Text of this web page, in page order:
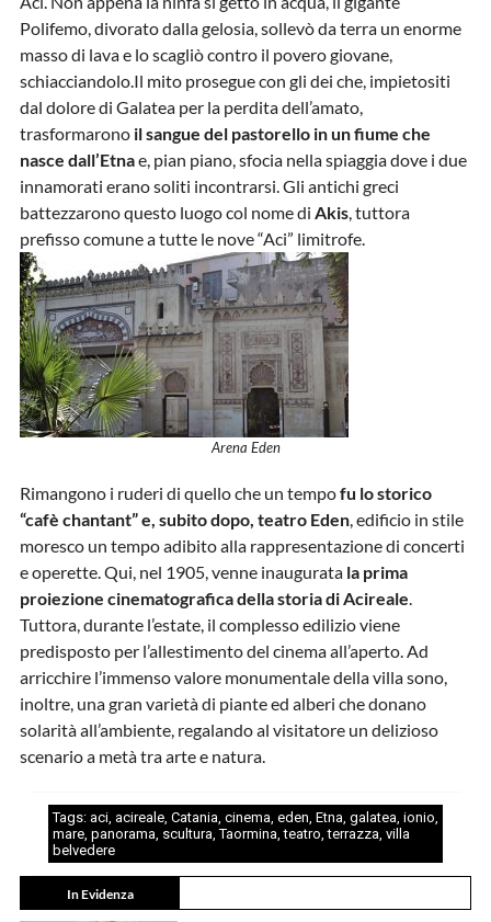
Polifemo, divorato dalla gelosia, sollevò da terra un enorme
masso di lava e lo scagliò contro il povero giovane,
schiacciandolo.Il mito prosegue con gli dei che, impietositi
dal dolore di Galatea per la perdita dell’amato,
trasformarono il sangue del pastorello in un fiume che
nasce dall’Etnae, pian piano, sfocia nella spiaggia dove i due
innamorati erano soliti incontrarsi. Gli antichi greci
battezzarono questo luogo col nome di Akis, tuttora
prefisso comune a tutte le nove “Aci” limitrofe.
Arena Eden
Rimangono i ruderi di quello che un tempofu lo storico
“cafè chantant” e, subito dopo, teatro Eden, edificio in stile
moresco un tempo adibito alla rappresentazione di concerti
e operette. Qui, nel 1905, venne inaugurata la prima
proiezione cinematografica della storia di Acireale.
Tuttora, durante l’estate, il complesso edilizio viene
predisposto per l’allestimento del cinema all’aperto. Ad
arricchire l’immenso valore monumentale della villa sono,
inoltre, una gran varietà di piante ed alberi che donano
solarità all’ambiente, regalando al visitatore un delizioso
scenario a metà tra arte e natura.
Tags: aci, acireale, Catania, cinema, eden, Etna, galatea, ionio,
mare, panorama, scultura,Taormina,teatro,terrazza, villa
belvedere
In Evidenza